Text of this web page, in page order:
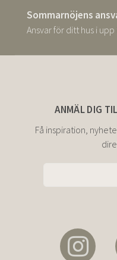
Sommarnöjens
Ansvar för ditt hus i upp
ANMÄL DIG
Få inspiration,